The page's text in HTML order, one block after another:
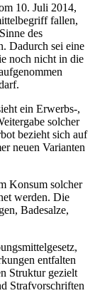
10. Juli 2014,
fallen,
des
Dadurch sei eine
noch nicht in die
ein Erwerbs-,
solcher
bezieht sich auf
neuen Varianten
Konsum solcher
werden. Die
Badesalze,
entfalten
Struktur gezielt
Strafvorschriften